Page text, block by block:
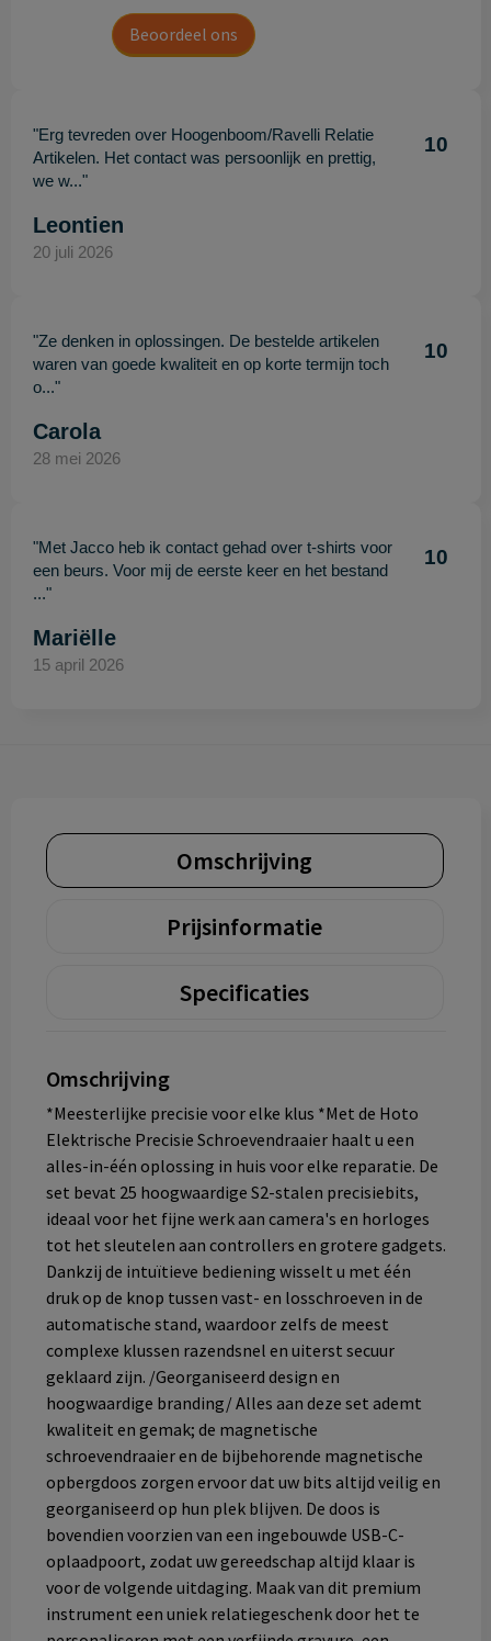
Beoordeel ons
"Erg tevreden over Hoogenboom/Ravelli Relatie
Artikelen. Het contact was persoonlijk en prettig,
we w..."
10
Leontien
20 juli 2026
"Ze denken in oplossingen. De bestelde artikelen
waren van goede kwaliteit en op korte termijn toch
o..."
10
Carola
28 mei 2026
"Met Jacco heb ik contact gehad over t-shirts voor
een beurs. Voor mij de eerste keer en het bestand
..."
10
Mariëlle
15 april 2026
Omschrijving
Prijsinformatie
Specificaties
Omschrijving
*Meesterlijke precisie voor elke klus *Met de Hoto
Elektrische Precisie Schroevendraaier haalt u een
alles-in-één oplossing in huis voor elke reparatie. De
set bevat 25 hoogwaardige S2-stalen precisiebits,
ideaal voor het fijne werk aan camera's en horloges
tot het sleutelen aan controllers en grotere gadgets.
Dankzij de intuïtieve bediening wisselt u met één
druk op de knop tussen vast- en losschroeven in de
automatische stand, waardoor zelfs de meest
complexe klussen razendsnel en uiterst secuur
geklaard zijn. /Georganiseerd design en
hoogwaardige branding/ Alles aan deze set ademt
kwaliteit en gemak; de magnetische
schroevendraaier en de bijbehorende magnetische
opbergdoos zorgen ervoor dat uw bits altijd veilig en
georganiseerd op hun plek blijven. De doos is
bovendien voorzien van een ingebouwde USB-C-
oplaadpoort, zodat uw gereedschap altijd klaar is
voor de volgende uitdaging. Maak van dit premium
instrument een uniek relatiegeschenk door het te